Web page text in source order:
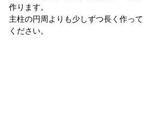
作ります。
主柱の円周よりも少しずつ長く作って
ください。